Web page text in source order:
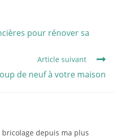
pour rénover sa
Article suivant
de neuf à votre maison
depuis ma plus